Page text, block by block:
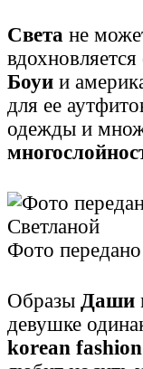
Света не
Боуи и
для ее
одежды и
Фото
Образы Даши
девушке
korean fashion